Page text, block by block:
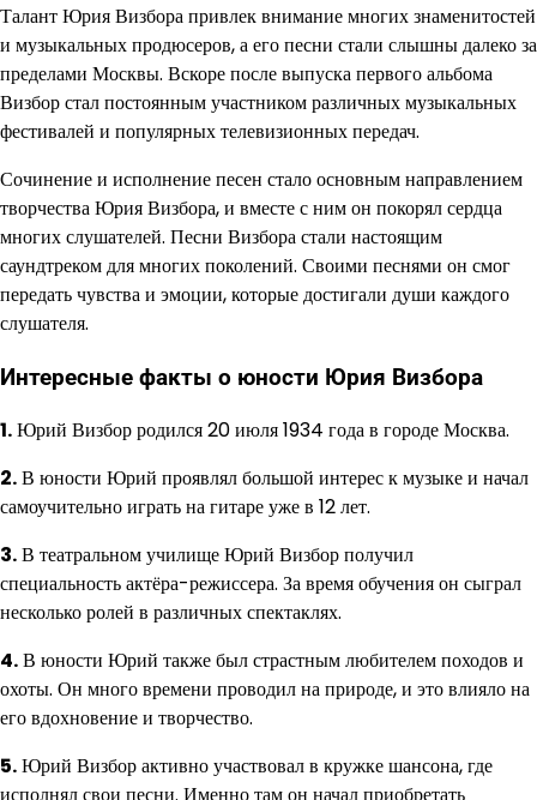
Талант Юрия Визбора привлек внимание многих знаменитостей
и музыкальных продюсеров, а его песни стали слышны далеко за
пределами Москвы. Вскоре после выпуска первого альбома
Визбор стал постоянным участником различных музыкальных
фестивалей и популярных телевизионных передач.
Сочинение и исполнение песен стало основным направлением
творчества Юрия Визбора, и вместе с ним он покорял сердца
многих слушателей. Песни Визбора стали настоящим
саундтреком для многих поколений. Своими песнями он смог
передать чувства и эмоции, которые достигали души каждого
слушателя.
Интересные факты о юности Юрия Визбора
1.Юрий Визбор родился 20 июля 1934 года в городе Москва.
2.В юности Юрий проявлял большой интерес к музыке и начал
самоучительно играть на гитаре уже в 12 лет.
3.В театральном училище Юрий Визбор получил
специальность актёра-режиссера. За время обучения он сыграл
несколько ролей в различных спектаклях.
4.В юности Юрий также был страстным любителем походов и
охоты. Он много времени проводил на природе, и это влияло на
его вдохновение и творчество.
5.Юрий Визбор активно участвовал в кружке шансона, где